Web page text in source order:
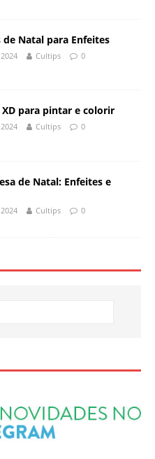
de Natal para Enfeites
Cultips 0
XD para pintar e colorir
Cultips 0
de Natal: Enfeites e
Cultips 0